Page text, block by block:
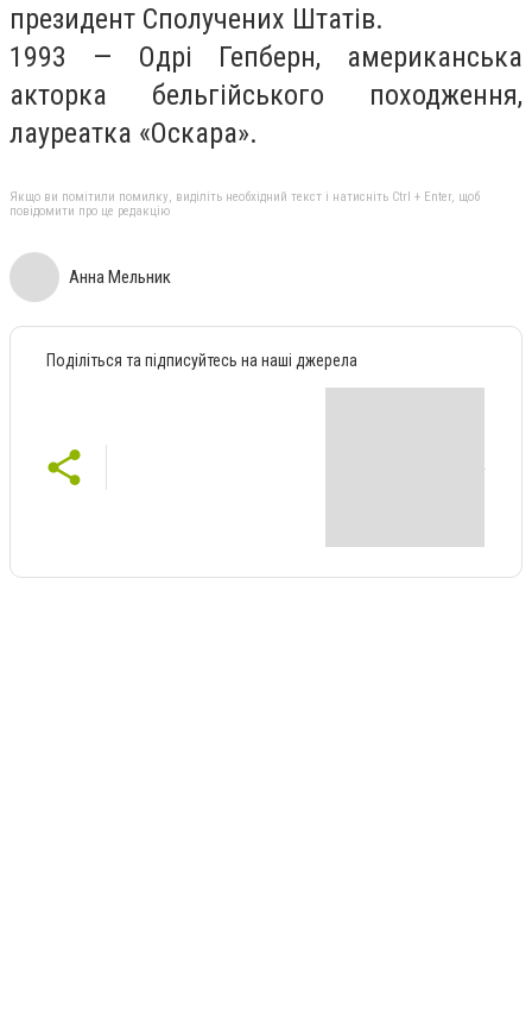
президент Сполучених Штатів.
1993 — Одрі Гепберн, американська
акторка бельгійського походження,
лауреатка «Оскара».
Якщо ви помітили помилку, виділіть необхідний текст і натисніть Ctrl + Enter, щоб
повідомити про це редакцію
Анна Мельник
Поділіться та підписуйтесь на наші джерела